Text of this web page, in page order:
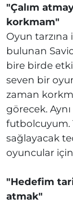
"Çalım
korkmam"
Oyun
bulunan
bire birde
seven bir
zaman
görecek.
futbolcuyum.
sağlayacak
oyuncular
"Hedefim
atmak"